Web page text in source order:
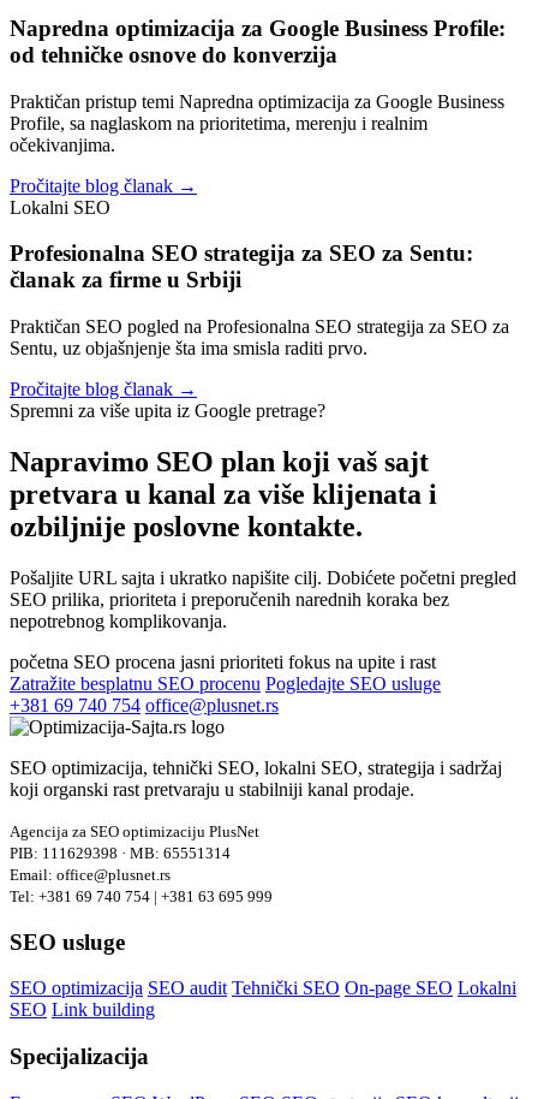
Napredna optimizacija za Google Business Profile:
od tehničke osnove do konverzija
Praktičan pristup temi Napredna optimizacija za Google Business
Profile, sa naglaskom na prioritetima, merenju i realnim
očekivanjima.
Pročitajte blog članak →
Lokalni SEO
Profesionalna SEO strategija za SEO za Sentu:
članak za firme u Srbiji
Praktičan SEO pogled na Profesionalna SEO strategija za SEO za
Sentu, uz objašnjenje šta ima smisla raditi prvo.
Pročitajte blog članak →
Spremni za više upita iz Google pretrage?
Napravimo SEO plan koji vaš sajt
pretvara u kanal za više klijenata i
ozbiljnije poslovne kontakte.
Pošaljite URL sajta i ukratko napišite cilj. Dobićete početni pregled
SEO prilika, prioriteta i preporučenih narednih koraka bez
nepotrebnog komplikovanja.
početna SEO procena jasni prioriteti fokus na upite i rast
Zatražite besplatnu SEO procenu Pogledajte SEO usluge
+381 69 740 754 office@plusnet.rs
SEO optimizacija, tehnički SEO, lokalni SEO, strategija i sadržaj
koji organski rast pretvaraju u stabilniji kanal prodaje.
Agencija za SEO optimizaciju PlusNet
PIB: 111629398 · MB: 65551314
Email: office@plusnet.rs
Tel: +381 69 740 754 | +381 63 695 999
SEO usluge
SEO optimizacija SEO audit Tehnički SEO On-page SEO Lokalni
SEO Link building
Specijalizacija